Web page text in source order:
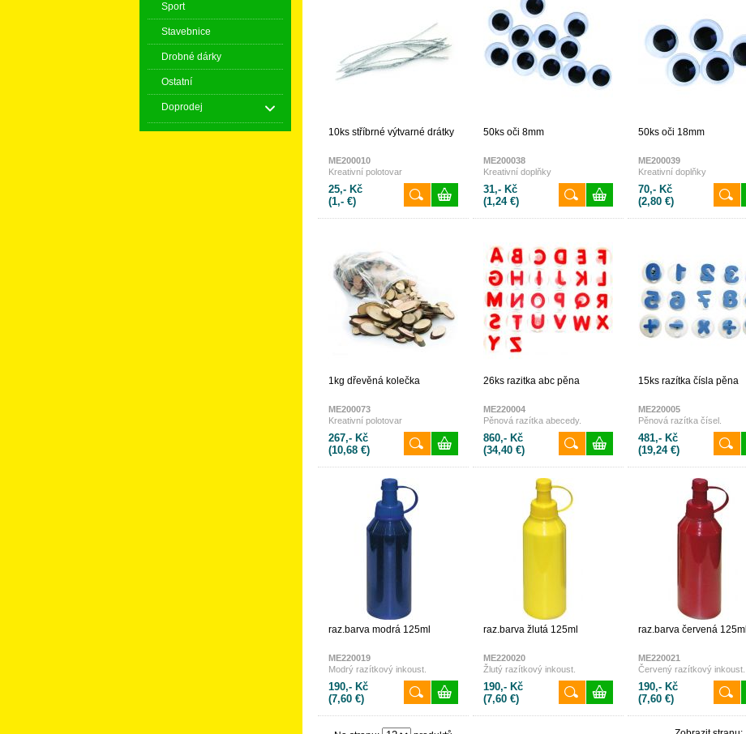
Sport
Stavebnice
Drobné dárky
Ostatní
Doprodej
10ks stříbrné výtvarné drátky
ME200010
Kreativní polotovar
25,- Kč
(1,- €)
50ks oči 8mm
ME200038
Kreativní doplňky
31,- Kč
(1,24 €)
50ks oči 18mm
ME200039
Kreativní doplňky
70,- Kč
(2,80 €)
1kg dřevěná kolečka
ME200073
Kreativní polotovar
267,- Kč
(10,68 €)
26ks razitka abc pěna
ME220004
Pěnová razítka abecedy.
860,- Kč
(34,40 €)
15ks razítka čísla pěna
ME220005
Pěnová razítka čísel.
481,- Kč
(19,24 €)
raz.barva modrá 125ml
ME220019
Modrý razítkový inkoust.
190,- Kč
(7,60 €)
raz.barva žlutá 125ml
ME220020
Žlutý razítkový inkoust.
190,- Kč
(7,60 €)
raz.barva červená 125ml
ME220021
Červený razítkový inkoust.
190,- Kč
(7,60 €)